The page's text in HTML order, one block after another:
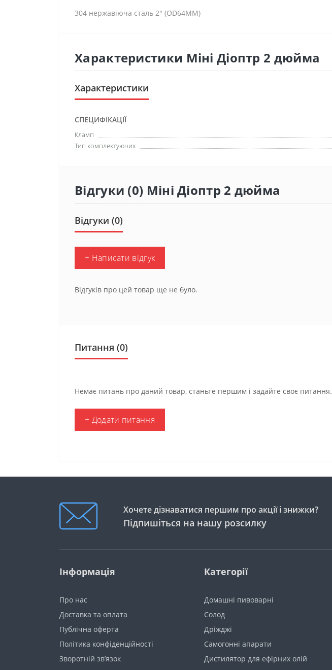
304 нержавіюча сталь 2" (OD64MM)
Характеристики Міні Діоптр 2 дюйма
Характеристики
СПЕЦИФІКАЦІЇ
Кламп
Тип комплектуючих
Відгуки (0) Міні Діоптр 2 дюйма
Відгуки (0)
+ Написати відгук
Відгуків про цей товар ще не було.
Питання (0)
Немає питань про даний товар, станьте першим і задайте своє питання.
+ Додати питання
Хочете дізнаватися першим про акції і знижки?
Підпишіться на нашу розсилку
Інформація
Про нас
Доставка та оплата
Публічна оферта
Політика конфіденційності
Зворотній зв’язок
Категорії
Домашні пивоварні
Солод
Дріжджі
Самогонні апарати
Дистилятор для ефірних олій